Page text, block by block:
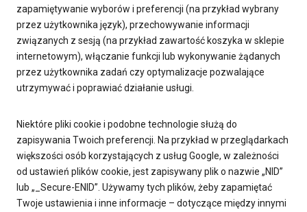
zapamiętywanie wyborów i preferencji (na przykład wybrany
przez użytkownika język), przechowywanie informacji
związanych z sesją (na przykład zawartość koszyka w sklepie
internetowym), włączanie funkcji lub wykonywanie żądanych
przez użytkownika zadań czy optymalizacje pozwalające
utrzymywać i poprawiać działanie usługi.
Niektóre pliki cookie i podobne technologie służą do
zapisywania Twoich preferencji. Na przykład w przeglądarkach
większości osób korzystających z usług Google, w zależności
od ustawień plików cookie, jest zapisywany plik o nazwie „NID”
lub „_Secure-ENID”. Używamy tych plików, żeby zapamiętać
Twoje ustawienia i inne informacje – dotyczące między innymi